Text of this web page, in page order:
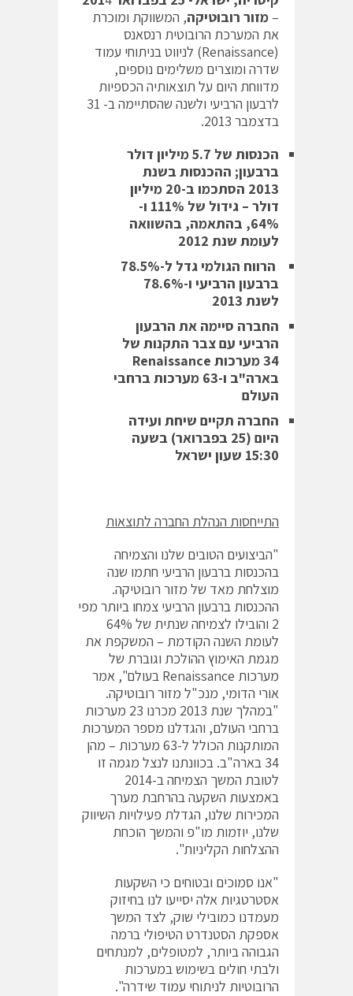
–מזור רובוטיקה, המשווקת ומוכרת
את המערכת הרובוטית רנסאנס
(Renaissance) לניווט בניתוחי עמוד
שדרה ומוצרים משלימים נוספים,
מדווחת היום על תוצאותיה הכספיות
לרבעון הרביעי ולשנה שהסתיימה ב- 31
בדצמבר 2013.
הכנסות של 5.7 מיליון דולר
ברבעון; ההכנסות בשנת
2013 הסתכמו ב-20 מיליון
דולר – גידול של 111% ו-
64%, בהתאמה, בהשוואה
לעומת שנת 2012
הרווח הגולמי גדל ל-78.5%
ברבעון הרביעי ו-78.6%
לשנת 2013
החברה סיימה את הרבעון
הרביעי עם צבר התקנות של
34 מערכות
Renaissance
בארה"ב
ו-63 מערכות ברחבי
העולם
החברה תקיים שיחת ועידה
היום (25 בפברואר) בשעה
15:30 שעון ישראל
התייחסות הנהלת החברה לתוצאות
"הביצועים הטובים שלנו והצמיחה
בהכנסות ברבעון הרביעי חתמו שנה
מוצלחת מאד של מזור רובוטיקה.
ההכנסות ברבעון הרביעי צמחו ביותר מפי
2 והובילו לצמיחה שנתית של 64%
לעומת השנה הקודמת – המשקפת את
מגמת האימוץ ההולכת וגוברת של
מערכות Renaissance בעולם", אמר
אורי הדומי, מנכ"ל מזור רובוטיקה.
"במהלך שנת 2013 מכרנו 23 מערכות
ברחבי העולם, והגדלנו מספר המערכות
המותקנות הכולל ל-63 מערכות – מהן
34 בארה"ב. בכוונתנו לנצל מגמה זו
לטובת המשך הצמיחה ב-2014
באמצעות השקעה בהרחבת מערך
המכירות שלנו, הגדלת פעילויות השיווק
שלנו, יוזמות מו"פ והמשך הוכחת
ההצלחות הקליניות".
"אנו סמוכים ובטוחים כי השקעות
אסטרטגיות אלה יסייעו לנו בחיזוק
מעמדנו כמובילי שוק, לצד המשך
אספקת הסטנדרט הטיפולי ברמה
הגבוהה ביותר, למטופלים, למנתחים
ולבתי חולים בשימוש במערכות
הרובוטיות לניתוחי עמוד שידרה".